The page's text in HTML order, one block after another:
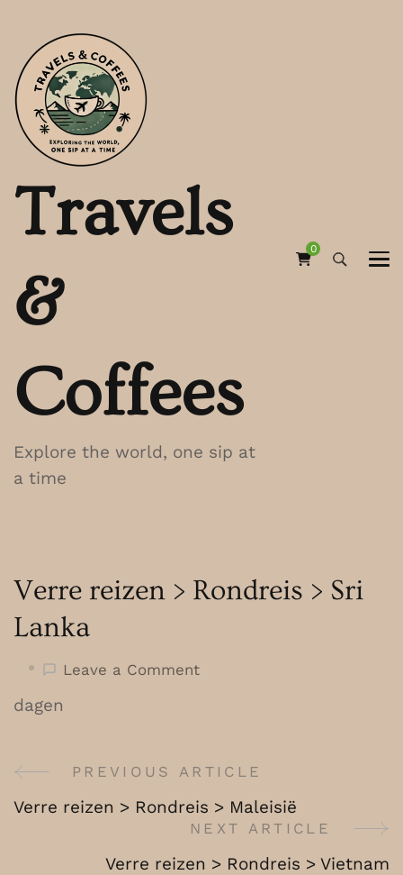
Travels
&
Coffees
Explore the world, one sip at
a time
0
Verre reizen > Rondreis > Sri
Lanka
Leave a Commenton
Sri
Lanka
dagen
Post
Navigation
PREVIOUS ARTICLE
Verre reizen > Rondreis > Maleisië
NEXT ARTICLE
Verre reizen > Rondreis > Vietnam